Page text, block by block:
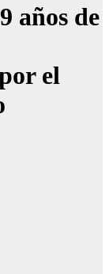
años de
el